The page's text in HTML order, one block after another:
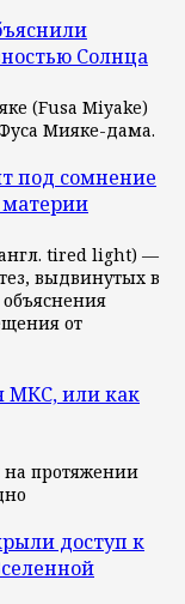
Солнца
(Fusa Miyake)
Мияке-дама.
под сомнение
tired light) —
выдвинутых в
объяснения
от
МКС, или как
протяжении
доступ к